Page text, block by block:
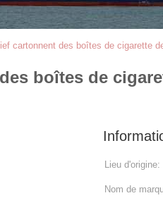
cartonnent des boîtes de cigarette
boîtes de
Lieu d'origine:
Nom de